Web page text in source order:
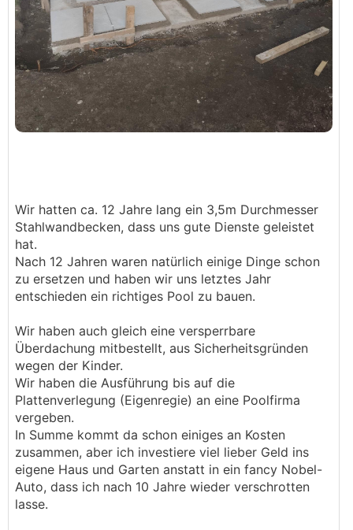
Wir hatten ca. 12 Jahre lang ein 3,5m Durchmesser
Stahlwandbecken, dass uns gute Dienste geleistet
hat.
Nach 12 Jahren waren natürlich einige Dinge schon
zu ersetzen und haben wir uns letztes Jahr
entschieden ein richtiges Pool zu bauen.
Wir haben auch gleich eine versperrbare
Überdachung mitbestellt, aus Sicherheitsgründen
wegen der Kinder.
Wir haben die Ausführung bis auf die
Plattenverlegung (Eigenregie) an eine Poolfirma
vergeben.
In Summe kommt da schon einiges an Kosten
zusammen, aber ich investiere viel lieber Geld ins
eigene Haus und Garten anstatt in ein fancy Nobel-
Auto, dass ich nach 10 Jahre wieder verschrotten
lasse.